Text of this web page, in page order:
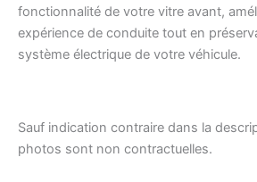
fonctionnalité de votre vitre avant,
expérience de conduite tout en
système électrique de votre véhicule.
Sauf indication contraire dans la
photos sont non contractuelles.